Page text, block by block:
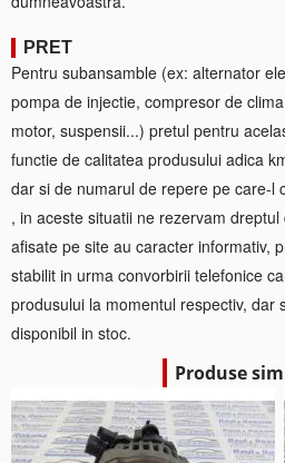
PRET
Pentru subansamble (ex: alternator
pompa de injectie, compresor de
motor, suspensii...) pretul pentru
functie de calitatea produsului adica
dar si de numarul de repere pe care-l
, in aceste situatii ne rezervam
afisate pe site au caracter informativ,
stabilit in urma convorbirii telefonice
produsului la momentul respectiv, dar
disponibil in stoc.
Produse